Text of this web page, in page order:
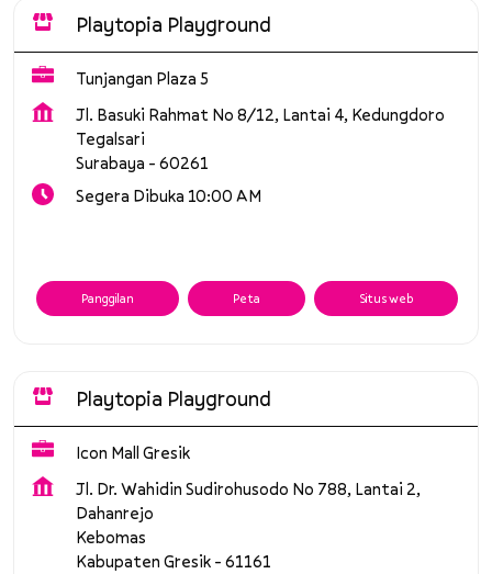
Playtopia Playground
Tunjangan Plaza 5
Jl. Basuki Rahmat No 8/12, Lantai 4, Kedungdoro
Tegalsari
Surabaya - 60261
Segera Dibuka 10:00 AM
Panggilan Peta Situs web
Playtopia Playground
Icon Mall Gresik
Jl. Dr. Wahidin Sudirohusodo No 788, Lantai 2,
Dahanrejo
Kebomas
Kabupaten Gresik - 61161